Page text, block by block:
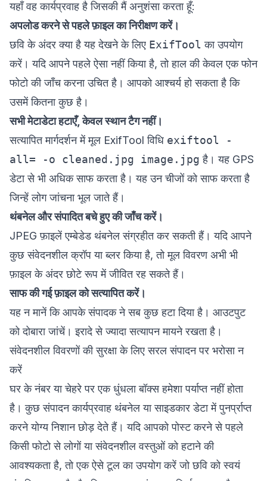
यहाँ वह कार्यप्रवाह है जिसकी मैं अनुशंसा करता हूँ:
अपलोड करने से पहले फ़ाइल का निरीक्षण करें।
छवि के अंदर क्या है यह देखने के लिए ExifTool का उपयोग
करें। यदि आपने पहले ऐसा नहीं किया है, तो हाल की केवल एक फोन
फोटो की जाँच करना उचित है। आपको आश्चर्य हो सकता है कि
उसमें कितना कुछ है।
सभी मेटाडेटा हटाएँ, केवल स्थान टैग नहीं।
सत्यापित मार्गदर्शन में मूल ExifTool विधि exiftool -
all= -o cleaned.jpg image.jpg है। यह GPS
डेटा से भी अधिक साफ करता है। यह उन चीजों को साफ करता है
जिन्हें लोग जांचना भूल जाते हैं।
थंबनेल और संपादित बचे हुए की जाँच करें।
JPEG फ़ाइलें एम्बेडेड थंबनेल संग्रहीत कर सकती हैं। यदि आपने
कुछ संवेदनशील क्रॉप या ब्लर किया है, तो मूल विवरण अभी भी
फ़ाइल के अंदर छोटे रूप में जीवित रह सकते हैं।
साफ की गई फ़ाइल को सत्यापित करें।
यह न मानें कि आपके संपादक ने सब कुछ हटा दिया है। आउटपुट
को दोबारा जांचें। इरादे से ज्यादा सत्यापन मायने रखता है।
संवेदनशील विवरणों की सुरक्षा के लिए सरल संपादन पर भरोसा न
करें
घर के नंबर या चेहरे पर एक धुंधला बॉक्स हमेशा पर्याप्त नहीं होता
है। कुछ संपादन कार्यप्रवाह थंबनेल या साइडकार डेटा में पुनर्प्राप्त
करने योग्य निशान छोड़ देते हैं। यदि आपको पोस्ट करने से पहले
किसी फोटो से लोगों या संवेदनशील वस्तुओं को हटाने की
आवश्यकता है, तो एक ऐसे टूल का उपयोग करें जो छवि को स्वयं